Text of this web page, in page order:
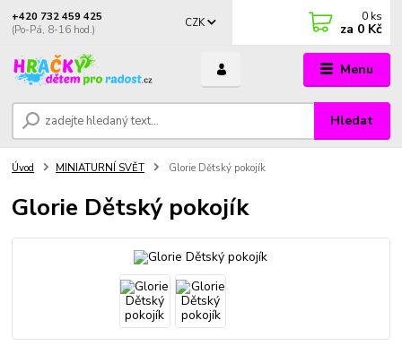
Menu
CZK
Hledat
+420 732 459 425
(Po-Pá, 8-16 hod.)
0 ks
za 0 Kč
Úvod MINIATURNÍ SVĚT Glorie Dětský pokojík
Glorie Dětský pokojík